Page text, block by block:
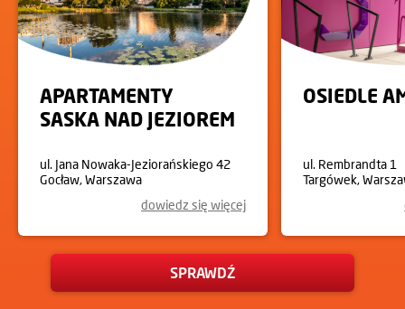
APARTAMENTY
SASKA NAD JEZIOREM
ul. Jana Nowaka-Jeziorańskiego 42
Gocław, Warszawa
dowiedz się więcej
OSIEDLE
ul. Rembrandta 1
Targówek,
SPRAWDŹ